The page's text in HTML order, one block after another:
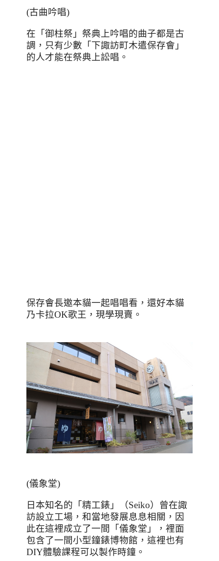
(古曲吟唱)
在「御柱祭」祭典上吟唱的曲子都是古
調，只有少數「下諏訪町木遣保存會」
的人才能在祭典上訟唱。
保存會長邀本貓一起唱唱看，還好本貓
乃卡拉OK歌王，現學現賣。
(儀象堂)
日本知名的「精工錶」（Seiko）曾在諏
訪設立工場，和當地發展息息相關，因
此在這裡成立了一間「儀象堂」，裡面
包含了一間小型鐘錶博物館，這裡也有
DIY體驗課程可以製作時鐘。